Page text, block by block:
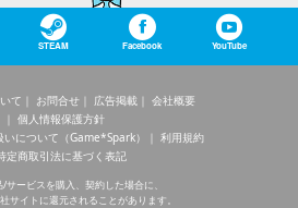
STEAM Facebook YouTube
て お問合せ 広告掲載
会社概要
個人情報保護方針
について（Game*Spark）
利用規約
定商取引法に基づく表記
サービスを購入、契約した場合に、
サイトに還元されることがあります。